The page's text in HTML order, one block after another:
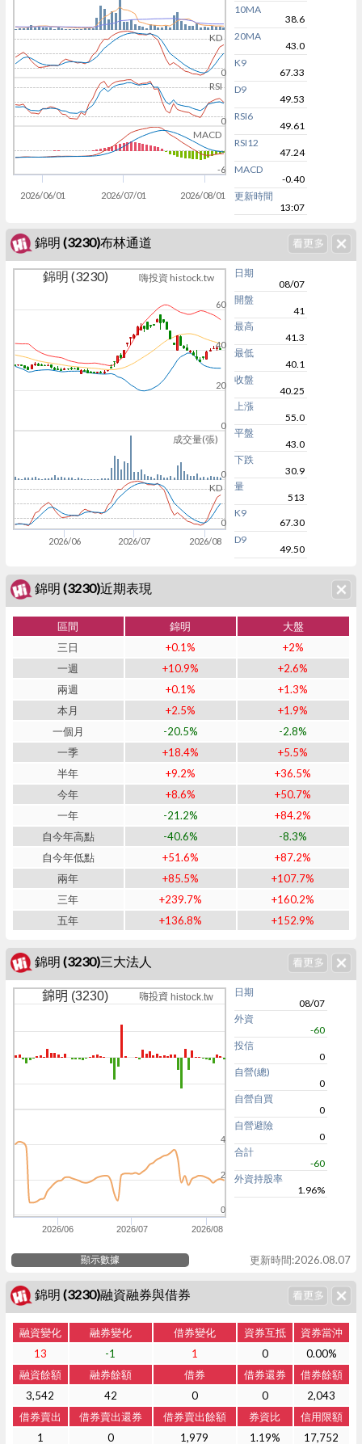
KD
RSI
MACD
2026/06/01 2026/07/01 2026/08/01
0
0
-6
10MA
38.6
20MA
43.0
K9
67.33
D9
49.53
RSI6
49.61
RSI12
47.24
MACD
-0.40
更新時間
13:07
錦明 (3230)布林通道
成交量(張)
KD
錦明 (3230) 嗨投資 histock.tw
2026/06 2026/07 2026/08
0
20
40
60
0
0
日期
08/07
開盤
41
最高
41.3
最低
40.1
收盤
40.25
上漲
55.0
平盤
43.0
下跌
30.9
量
513
K9
67.30
D9
49.50
錦明 (3230)近期表現
區間 錦明
大盤
三日
+0.1%
+2%
一週
+10.9%
+2.6%
兩週
+0.1%
+1.3%
本月
+2.5%
+1.9%
一個月
-20.5%
-2.8%
一季
+18.4%
+5.5%
半年
+9.2%
+36.5%
今年
+8.6%
+50.7%
一年
-21.2%
+84.2%
自今年高點
-40.6%
-8.3%
自今年低點
+51.6%
+87.2%
兩年
+85.5%
+107.7%
三年
+239.7%
+160.2%
五年
+136.8% +152.9%
錦明 (3230)三大法人
錦明 (3230) 嗨投資 histock.tw
2026/06 2026/07 2026/08
0
2
4
日期
08/07
外資
-60
投信
0
自營(總)
0
自營自買
0
自營避險
0
合計
-60
外資持股率
1.96%
顯示數據 更新時間:2026.08.07
錦明 (3230)融資融券與借券
融資變化 融券變化 借券變化 資券互抵
資券當沖
13
-1 1 0
0.00%
融資餘額
融券餘額 借券 借券還券
借券餘額
3,542
42 0 0
2,043
借券賣出
借券賣出還券 借券賣出餘額 券資比
信用限額
1
0 1,979 1.19% 17,752